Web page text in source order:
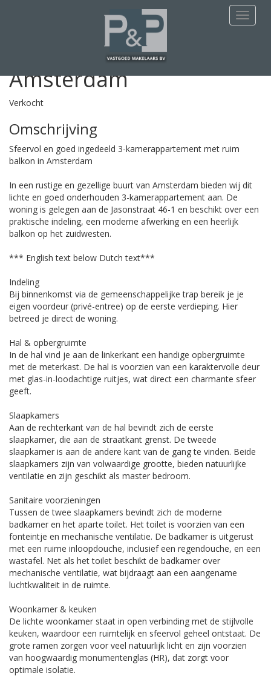
Deze woning is verkocht
Jasonstraat 46-1
Amsterdam
Verkocht
Omschrijving
Sfeervol en goed ingedeeld 3-kamerappartement met ruim
balkon in Amsterdam
In een rustige en gezellige buurt van Amsterdam bieden wij dit
lichte en goed onderhouden 3-kamerappartement aan. De
woning is gelegen aan de Jasonstraat 46-1 en beschikt over een
praktische indeling, een moderne afwerking en een heerlijk
balkon op het zuidwesten.
*** English text below Dutch text***
Indeling
Bij binnenkomst via de gemeenschappelijke trap bereik je je
eigen voordeur (privé-entree) op de eerste verdieping. Hier
betreed je direct de woning.
Hal & opbergruimte
In de hal vind je aan de linkerkant een handige opbergruimte
met de meterkast. De hal is voorzien van een karaktervolle deur
met glas-in-loodachtige ruitjes, wat direct een charmante sfeer
geeft.
Slaapkamers
Aan de rechterkant van de hal bevindt zich de eerste
slaapkamer, die aan de straatkant grenst. De tweede
slaapkamer is aan de andere kant van de gang te vinden. Beide
slaapkamers zijn van volwaardige grootte, bieden natuurlijke
ventilatie en zijn geschikt als master bedroom.
Sanitaire voorzieningen
Tussen de twee slaapkamers bevindt zich de moderne
badkamer en het aparte toilet. Het toilet is voorzien van een
fonteintje en mechanische ventilatie. De badkamer is uitgerust
met een ruime inloopdouche, inclusief een regendouche, en een
wastafel. Net als het toilet beschikt de badkamer over
mechanische ventilatie, wat bijdraagt aan een aangename
luchtkwaliteit in de ruimte.
Woonkamer & keuken
De lichte woonkamer staat in open verbinding met de stijlvolle
keuken, waardoor een ruimtelijk en sfeervol geheel ontstaat. De
grote ramen zorgen voor veel natuurlijk licht en zijn voorzien
van hoogwaardig monumentenglas (HR), dat zorgt voor
optimale isolatie.